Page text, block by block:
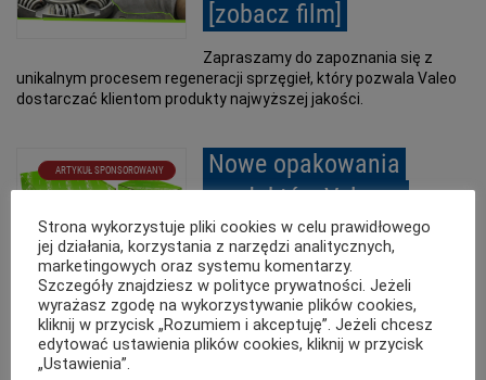
[zobacz film]
Zapraszamy do zapoznania się z
unikalnym procesem regeneracji sprzęgieł, który pozwala Valeo
dostarczać klientom produkty najwyższej jakości.
ARTYKUŁ SPONSOROWANY
Nowe opakowania
produktów Valeo –
nowoczesne i
praktyczne
Valeo wprowadza nową szatę
graficzną opakowań swoich produktów w sektorze B2B. Już
wkrótce na magazynowych półkach pojawią się kartony z
charakterystycznym, dynamicznym wzorem. Zmiana będzie
Strona wykorzystuje pliki cookies w celu prawidłowego
jej działania, korzystania z narzędzi analitycznych,
marketingowych oraz systemu komentarzy.
Szczegóły znajdziesz w polityce prywatności. Jeżeli
wyrażasz zgodę na wykorzystywanie plików cookies,
kliknij w przycisk „Rozumiem i akceptuję”. Jeżeli chcesz
edytować ustawienia plików cookies, kliknij w przycisk
„Ustawienia”.